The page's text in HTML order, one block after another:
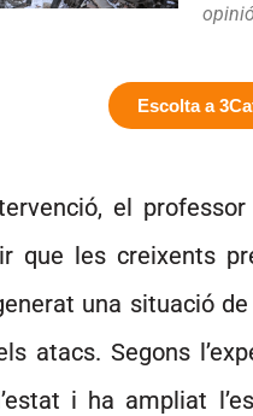
Escolta a
el
que les creixents
una situació
atacs. Segons
i ha ampliat